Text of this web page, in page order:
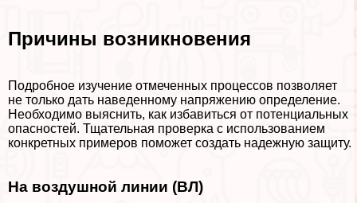
Причины возникновения
Подробное изучение отмеченных процессов позволяет
не только дать наведенному напряжению определение.
Необходимо выяснить, как избавиться от потенциальных
опасностей. Тщательная проверка с использованием
конкретных примеров поможет создать надежную защиту.
На воздушной линии (ВЛ)